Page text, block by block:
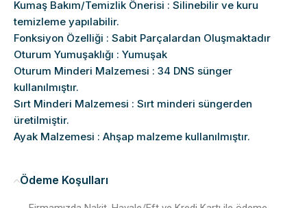
Kumaş Bakım/Temizlik Önerisi : Silinebilir ve kuru
temizleme yapılabilir.
Fonksiyon Özelliği : Sabit Parçalardan Oluşmaktadır
Oturum Yumuşaklığı : Yumuşak
Oturum Minderi Malzemesi : 34 DNS sünger
kullanılmıştır.
Sırt Minderi Malzemesi : Sırt minderi süngerden
üretilmiştir.
Ayak Malzemesi : Ahşap malzeme kullanılmıştır.
Ödeme Koşulları